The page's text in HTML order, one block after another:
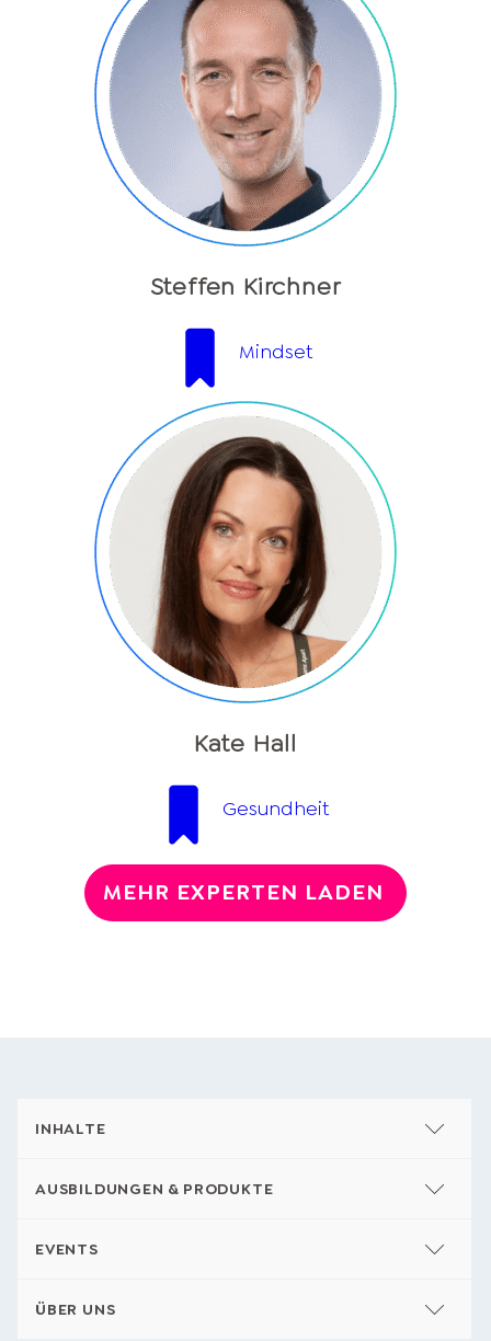
Steffen Kirchner
Mindset
Kate Hall
Gesundheit
MEHR EXPERTEN LADEN
INHALTE
AUSBILDUNGEN & PRODUKTE
EVENTS
ÜBER UNS